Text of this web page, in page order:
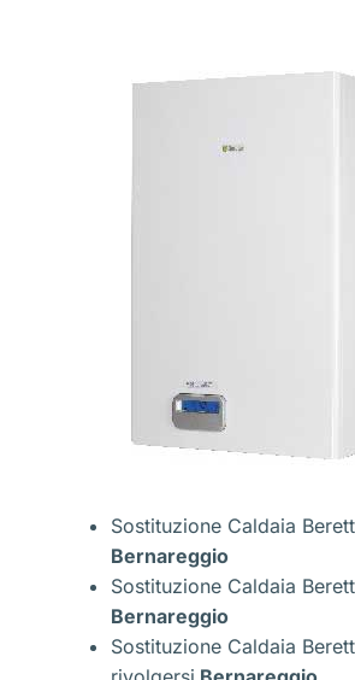
Sostituzione Caldaia
Bernareggio
Sostituzione Caldaia
Bernareggio
Sostituzione Caldaia